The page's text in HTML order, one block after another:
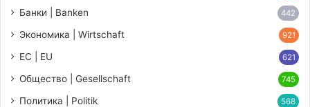
Банки | Banken 442
Экономика | Wirtschaft 921
ЕС | EU 621
Общество | Gesellschaft 745
Политика | Politik 568